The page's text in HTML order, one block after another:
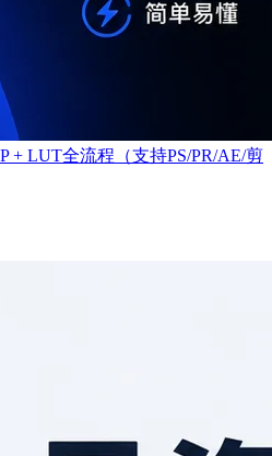
+ LUT全流程（支持PS/PR/AE/剪